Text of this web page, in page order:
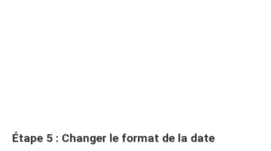
Étape 5 : Changer le format de la date